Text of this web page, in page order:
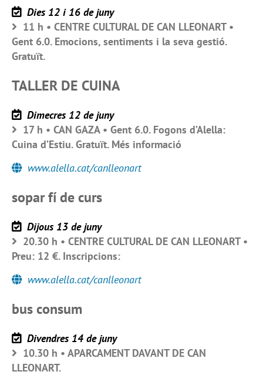
Dies 12 i 16 de juny
11 h • CENTRE CULTURAL DE CAN LLEONART •
Gent 6.0. Emocions, sentiments i la seva gestió.
Gratuït.
TALLER DE CUINA
Dimecres 12 de juny
17 h • CAN GAZA • Gent 6.0. Fogons d’Alella:
Cuina d’Estiu. Gratuït. Més informació
www.alella.cat/canlleonart
sopar fí de curs
Dijous 13 de juny
20.30 h • CENTRE CULTURAL DE CAN LLEONART •
Preu: 12 €. Inscripcions:
www.alella.cat/canlleonart
bus consum
Divendres 14 de juny
10.30 h • APARCAMENT DAVANT DE CAN
LLEONART.